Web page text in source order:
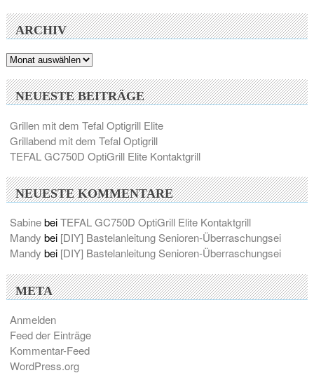
ARCHIV
Archiv
NEUESTE BEITRÄGE
Grillen mit dem Tefal Optigrill Elite
Grillabend mit dem Tefal Optigrill
TEFAL GC750D OptiGrill Elite Kontaktgrill
NEUESTE KOMMENTARE
SabinebeiTEFAL GC750D OptiGrill Elite Kontaktgrill
Mandy bei [DIY] Bastelanleitung Senioren-Überraschungsei
Mandy bei [DIY] Bastelanleitung Senioren-Überraschungsei
META
Anmelden
Feed der Einträge
Kommentar-Feed
WordPress.org